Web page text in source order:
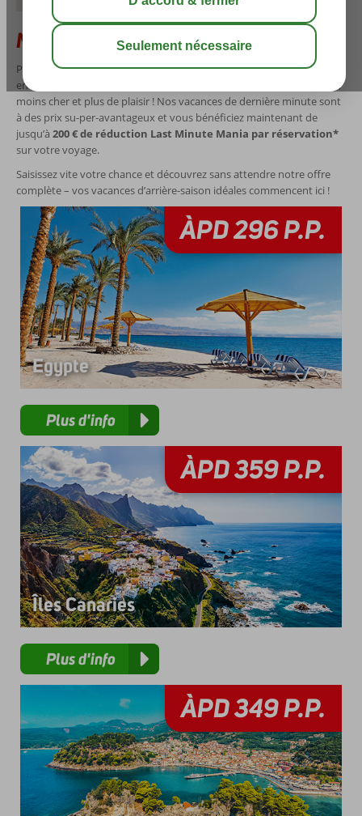
Nos Offres Last Minute Mania
Prolongez votre été avec nos Offres Last Minute Mania et profitez
encore un peu du soleil en
. Moins de stress,
moins cher et plus de plaisir ! Nos vacances de dernière minute sont
à des prix su-per-avantageux et vous bénéficiez maintenant de
jusqu’à 200 € de réduction Last Minute Mania par réservation*
sur votre voyage.
Saisissez vite votre chance et découvrez sans attendre notre offre
complète – vos vacances d’arrière-saison idéales commencent ici !
ÀPD296P.P.
Egypte
Plus d'info
ÀPD359P.P.
Îles Canaries
Plus d'info
ÀPD349P.P.